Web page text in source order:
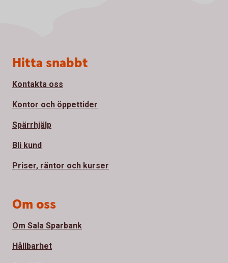
Sidfot
Hitta snabbt
Kontakta oss
Kontor och öppettider
Spärrhjälp
Bli kund
Priser, räntor och kurser
Om oss
Om Sala Sparbank
Hållbarhet